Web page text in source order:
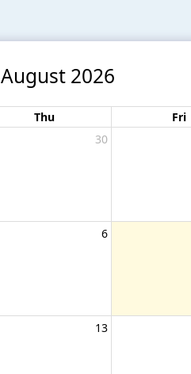
August 2026
Thu Fri
30
6
13